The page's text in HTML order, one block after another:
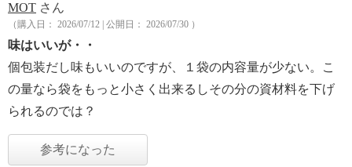
MOT さん
（購入日： 2026/07/12 | 公開日： 2026/07/30 ）
味はいいが・・
個包装だし味もいいのですが、１袋の内容量が少ない。こ
の量なら袋をもっと小さく出来るしその分の資材料を下げ
られるのでは？
参考になった